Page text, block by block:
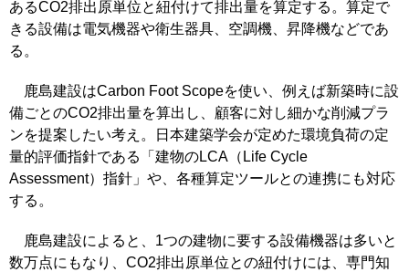
あるCO2排出原単位と紐付けて排出量を算定する。算定で
きる設備は電気機器や衛生器具、空調機、昇降機などであ
る。
鹿島建設はCarbon Foot Scopeを使い、例えば新築時に設
備ごとのCO2排出量を算出し、顧客に対し細かな削減プラ
ンを提案したい考え。日本建築学会が定めた環境負荷の定
量的評価指針である「建物のLCA（Life Cycle
Assessment）指針」や、各種算定ツールとの連携にも対応
する。
鹿島建設によると、1つの建物に要する設備機器は多いと
数万点にもなり、CO2排出原単位との紐付けには、専門知